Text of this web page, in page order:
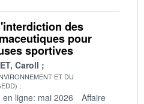
des
pour
sportives
Caroll
ET DU
en ligne: mai 2026
Affaire